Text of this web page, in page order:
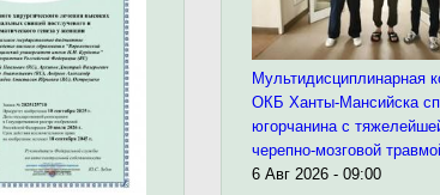
Мультидисциплинарная
ОКБ Ханты-Мансийска
югорчанина с
черепно-мозговой
6 Авг 2026 - 09:00